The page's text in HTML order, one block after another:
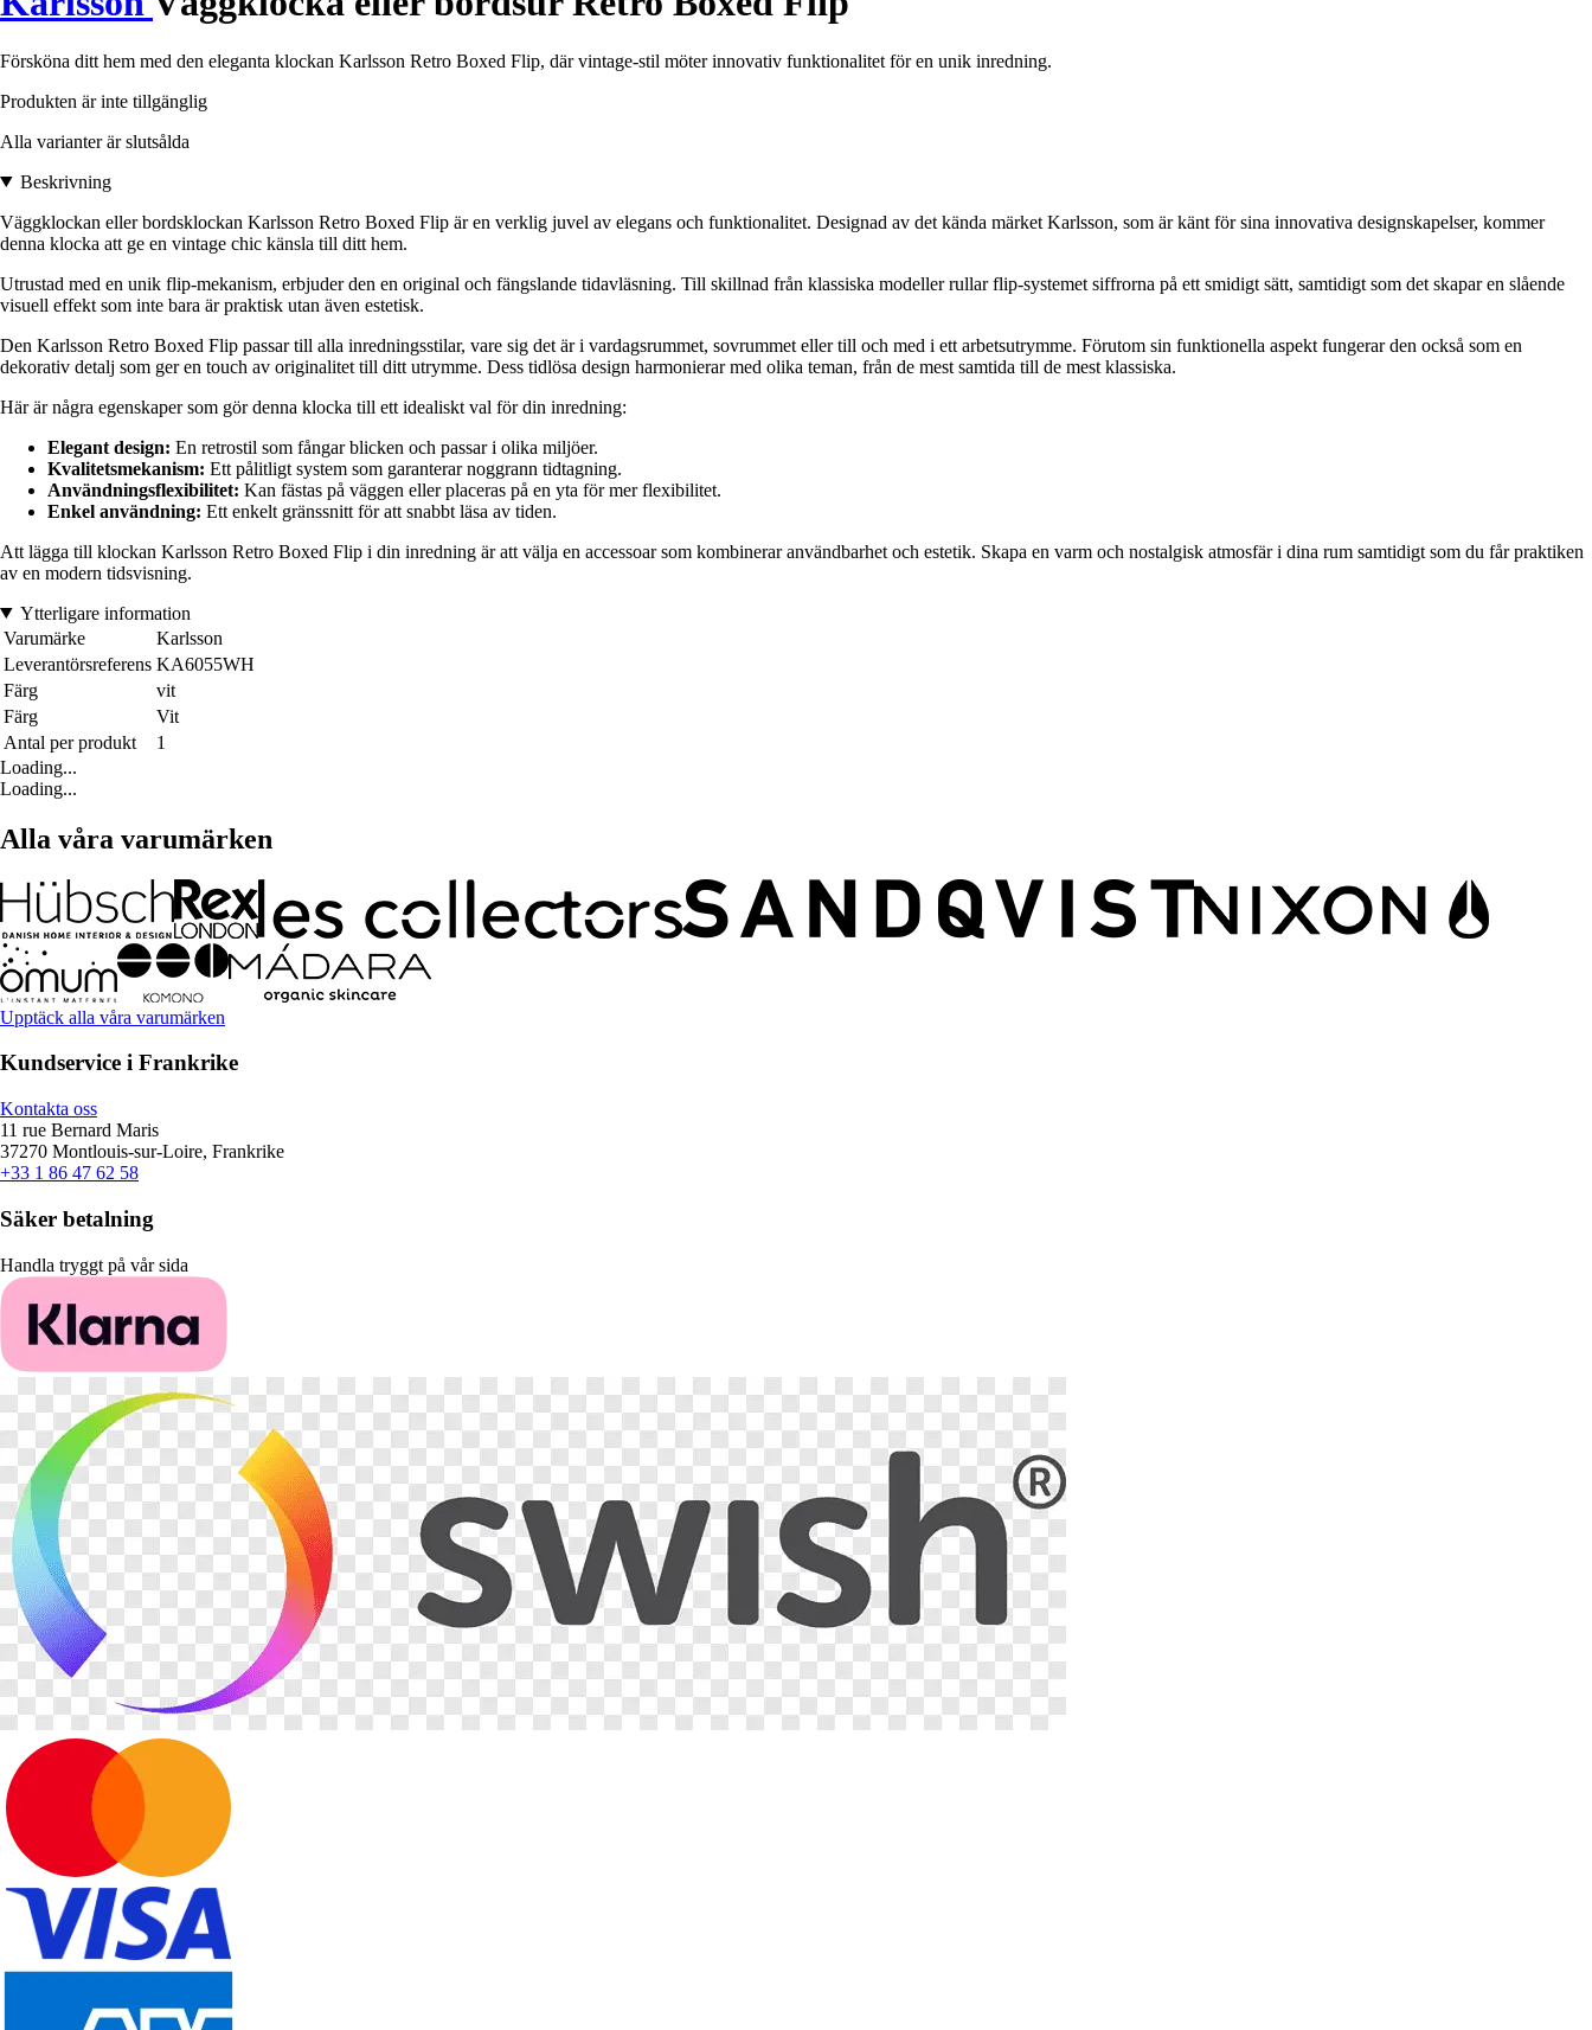
Försköna ditt hem med den eleganta klockan Karlsson Retro Boxed Flip, där vintage-stil möter innovativ funktionalitet för en unik inredning.
Produkten är inte tillgänglig
Alla varianter är slutsålda
Beskrivning
Väggklockan eller bordsklockan Karlsson Retro Boxed Flip är en verklig juvel av elegans och funktionalitet. Designad av det kända märket Karlsson, som är känt för sina innovativa designskapelser, kommer
denna klocka att ge en vintage chic känsla till ditt hem.
Utrustad med en unik flip-mekanism, erbjuder den en original och fängslande tidavläsning. Till skillnad från klassiska modeller rullar flip-systemet siffrorna på ett smidigt sätt, samtidigt som det skapar en slående
visuell effekt som inte bara är praktisk utan även estetisk.
Den Karlsson Retro Boxed Flip passar till alla inredningsstilar, vare sig det är i vardagsrummet, sovrummet eller till och med i ett arbetsutrymme. Förutom sin funktionella aspekt fungerar den också som en
dekorativ detalj som ger en touch av originalitet till ditt utrymme. Dess tidlösa design harmonierar med olika teman, från de mest samtida till de mest klassiska.
Här är några egenskaper som gör denna klocka till ett idealiskt val för din inredning:
Elegant design: En retrostil som fångar blicken och passar i olika miljöer.
Kvalitetsmekanism: Ett pålitligt system som garanterar noggrann tidtagning.
Användningsflexibilitet: Kan fästas på väggen eller placeras på en yta för mer flexibilitet.
Enkel användning: Ett enkelt gränssnitt för att snabbt läsa av tiden.
Att lägga till klockan Karlsson Retro Boxed Flip i din inredning är att välja en accessoar som kombinerar användbarhet och estetik. Skapa en varm och nostalgisk atmosfär i dina rum samtidigt som du får praktiken
av en modern tidsvisning.
Ytterligare information
Varumärke
Karlsson
Leverantörsreferens KA6055WH
Färg
vit
Färg
Vit
Antal per produkt
1
Loading...
Loading...
Alla våra varumärken
Upptäck alla våra varumärken
Kundservice i Frankrike
Kontakta oss
11 rue Bernard Maris
37270 Montlouis-sur-Loire, Frankrike
+33 1 86 47 62 58
Säker betalning
Handla tryggt på vår sida